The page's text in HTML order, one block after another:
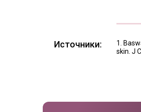
Источники:
skin. J